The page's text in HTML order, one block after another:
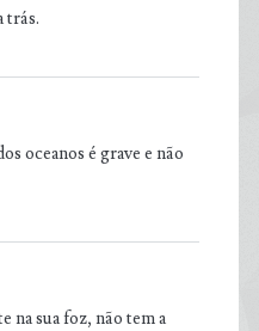
trás.
oceanos é grave e não
sua foz, não tem a